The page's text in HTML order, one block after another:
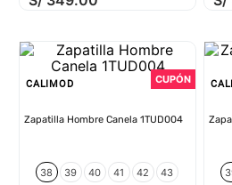
CALIMOD
Zapatilla Hombre Canela 1TUD004
38 39 40 41 42 43